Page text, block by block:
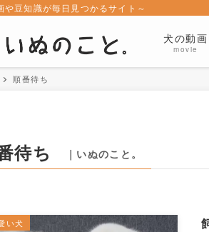
や豆知識が毎日見つかるサイト～
犬の動画
movie
順番待ち
待ち ｜いぬのこと。
い犬